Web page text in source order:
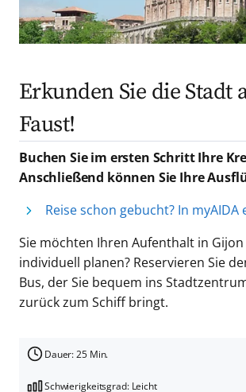
Erkunden Sie die Stadt
Faust!
Buchen Sie im ersten Schritt Ihre
Anschließend können Sie Ihre
Reise schon gebucht? In myAIDA
Sie möchten Ihren Aufenthalt in Gijon
individuell planen? Reservieren Sie
Bus, der Sie bequem ins
zurück zum Schiff bringt.
Dauer: 25 Min.
Schwierigkeitsgrad: Leicht